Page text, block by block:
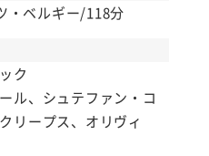
・ベルギー/118分
ク
ル、シュテファン・コ
リープス、オリヴィ